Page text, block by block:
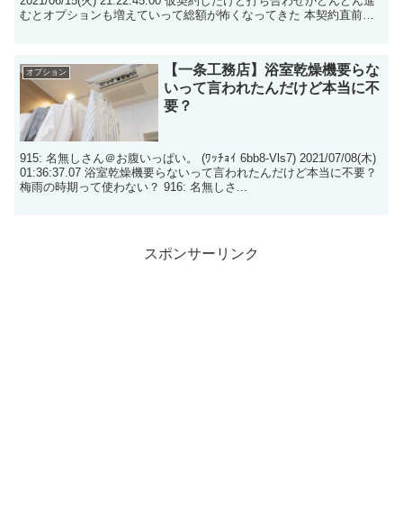
むとオプションも増えていって総額が怖くなってきた 本契約直前で
オプション
【一条工務店】浴室乾燥機要らな
いって言われたんだけど本当に不
要？
915: 名無しさん＠お腹いっぱい。 (ﾜｯﾁｮｲ 6bb8-Vls7) 2021/07/08(木)
01:36:37.07 浴室乾燥機要らないって言われたんだけど本当に不要？
梅雨の時期って使わない？ 916: 名無しさ...
スポンサーリンク